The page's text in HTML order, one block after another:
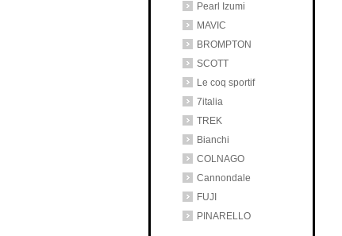
Pearl Izumi
MAVIC
BROMPTON
SCOTT
Le coq sportif
7italia
TREK
Bianchi
COLNAGO
Cannondale
FUJI
PINARELLO